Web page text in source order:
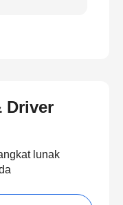
Driver
lunak